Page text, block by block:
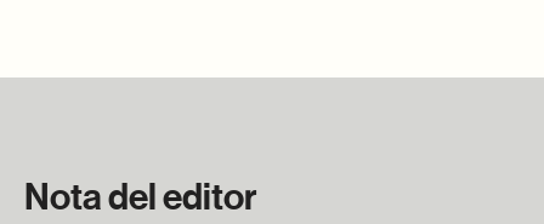
Nota del editor